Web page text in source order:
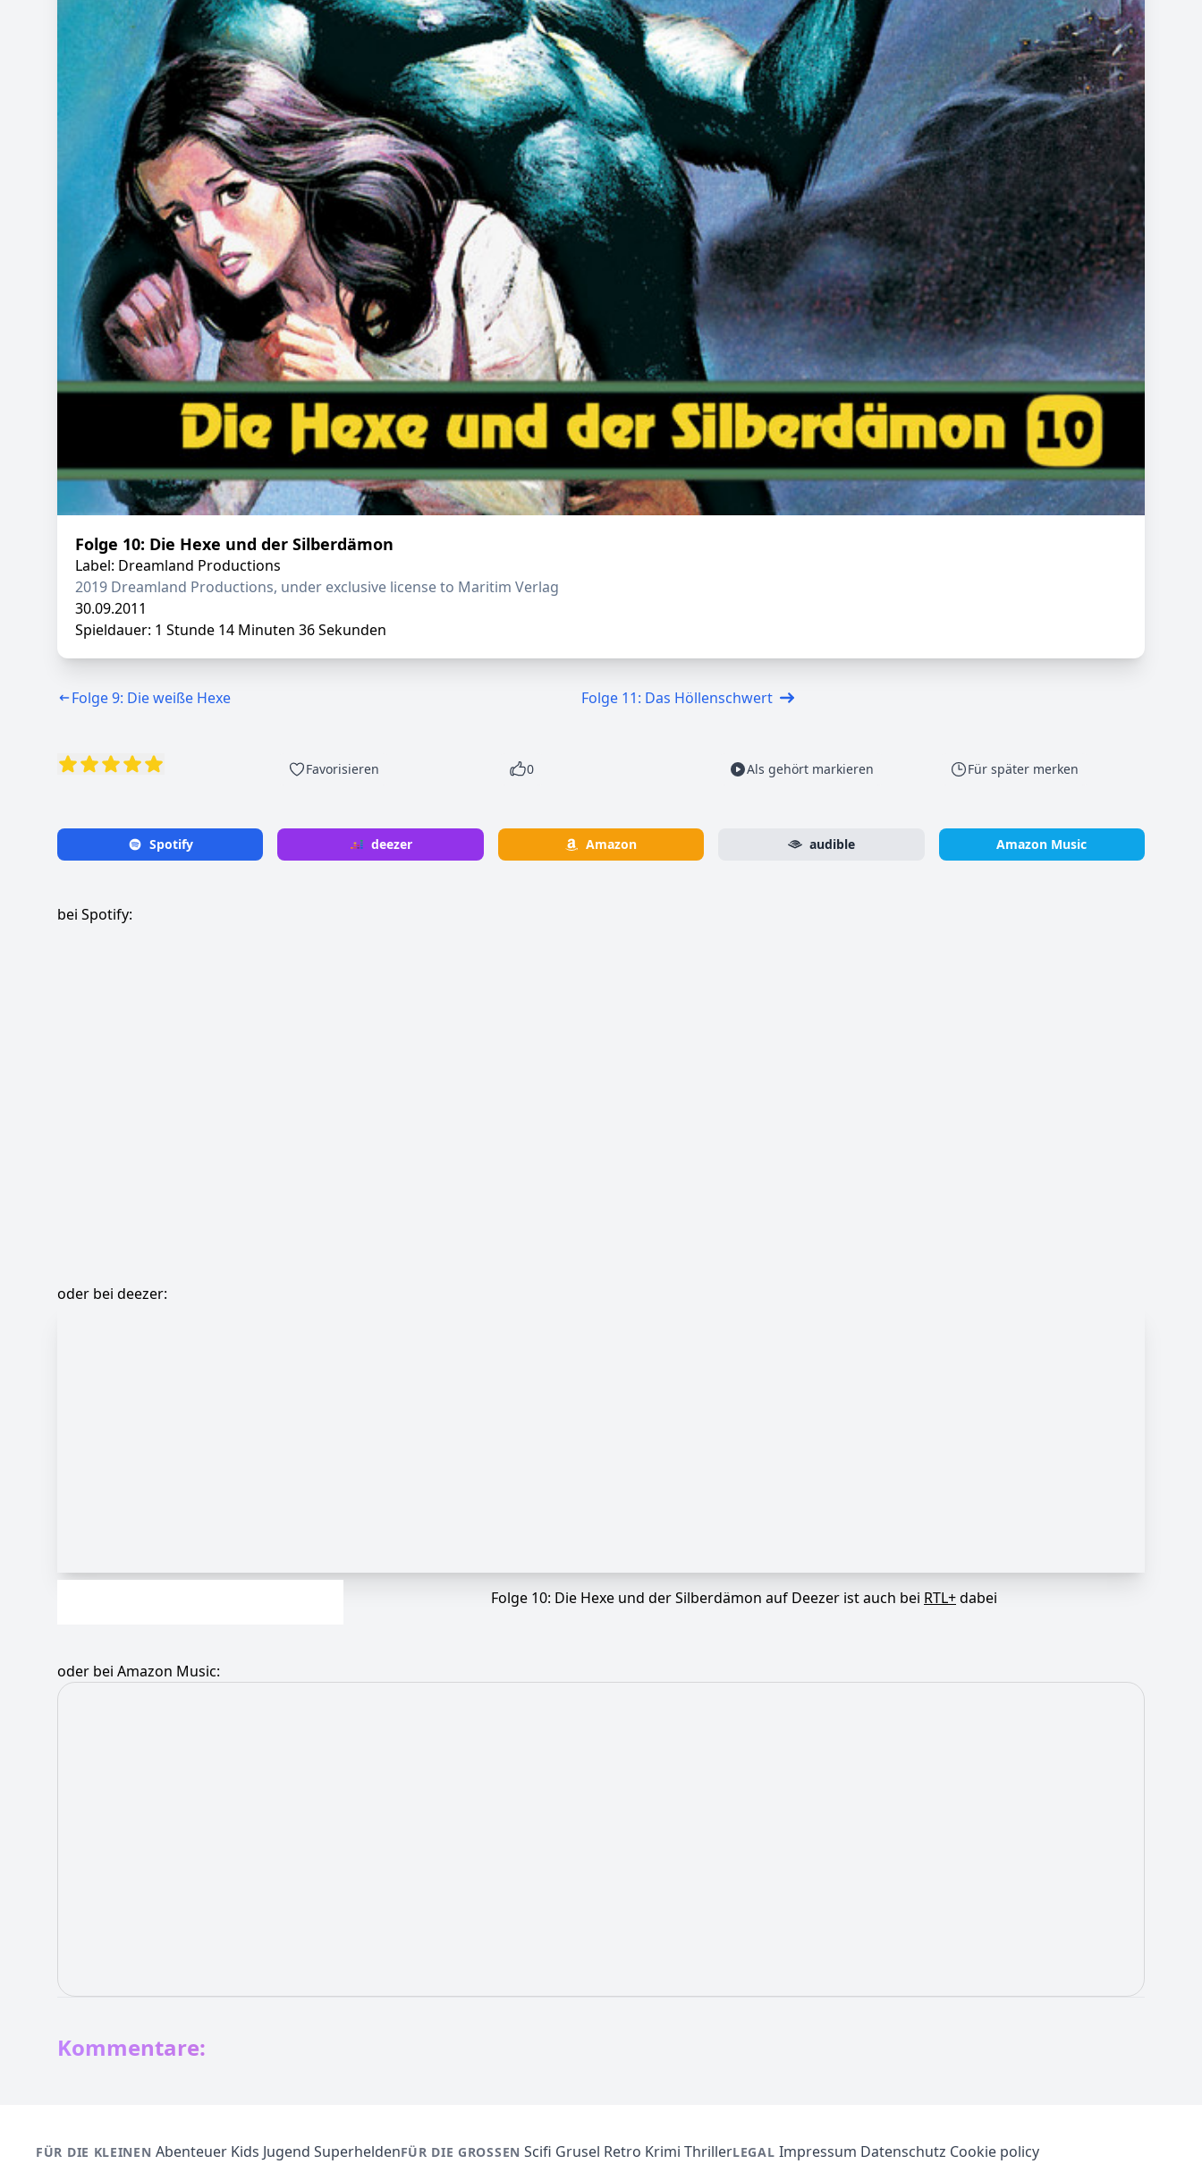
Folge 10: Die Hexe und der Silberdämon
Label: Dreamland Productions
2019 Dreamland Productions, under exclusive license to Maritim Verlag
30.09.2011
Spieldauer: 1 Stunde 14 Minuten 36 Sekunden
Folge 9: Die weiße Hexe Folge 11: Das Höllenschwert
Favorisieren 0 Als gehört markieren Für später merken
Spotify deezer Amazon audible Amazon Music
bei Spotify:
oder bei deezer:
Folge 10: Die Hexe und der Silberdämon auf Deezer ist auch bei RTL+dabei
oder bei Amazon Music:
Kommentare:
FÜR DIE KLEINEN Abenteuer Kids Jugend SuperheldenFÜR DIE GROSSEN Scifi Grusel Retro Krimi ThrillerLEGAL Impressum Datenschutz Cookie policy